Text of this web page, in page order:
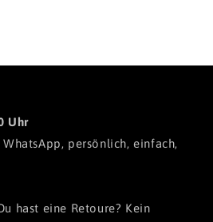
Uhr
persönlich, einfach,
hast eine Retoure? Kein